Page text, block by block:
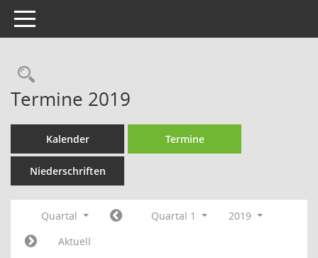
Toggle navigation
Rechercheauswahl
Termine 2019
Kalender Termine
Niederschriften
Quartal Quartal 1
2019
Aktuell